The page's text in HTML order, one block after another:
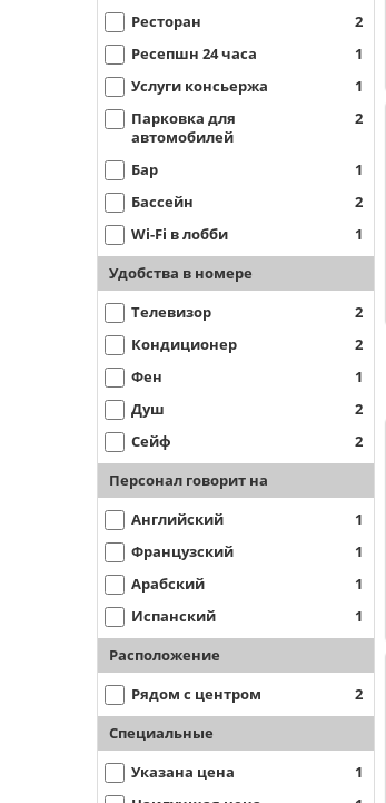
Ресторан
2
Ресепшн 24 часа
1
Услуги консьержа
1
Парковка для
автомобилей
2
Бар
1
Бассейн
2
Wi-Fi в лобби
1
Удобства в номере
Телевизор
2
Кондиционер
2
Фен
1
Душ
2
Сейф
2
Персонал говорит на
Английский
1
Французский
1
Арабский
1
Испанский
1
Расположение
Рядом с центром 2
Специальные
Указана цена
1